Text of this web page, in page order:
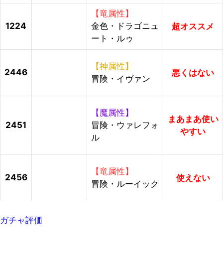
1224
【竜属性】
金色・ドラゴニュ
ート・ルゥ
超オススメ
2446
【神属性】
冒険・イヴァン
悪くはない
2451
【魔属性】
冒険・ウァレフォ
ル
まあまあ使い
やすい
2456
【竜属性】
冒険・ルーイック
使えない
ガチャ評価